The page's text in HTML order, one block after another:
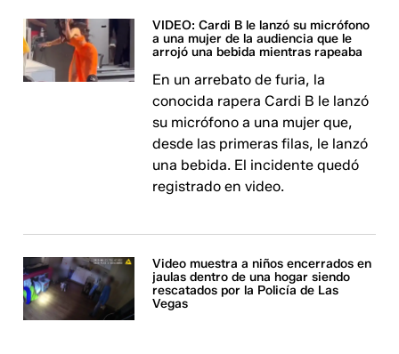
VIDEO: Cardi B le lanzó su micrófono
a una mujer de la audiencia que le
arrojó una bebida mientras rapeaba
En un arrebato de furia, la
conocida rapera Cardi B le lanzó
su micrófono a una mujer que,
desde las primeras filas, le lanzó
una bebida. El incidente quedó
registrado en video.
Video muestra a niños encerrados en
jaulas dentro de una hogar siendo
rescatados por la Policía de Las
Vegas